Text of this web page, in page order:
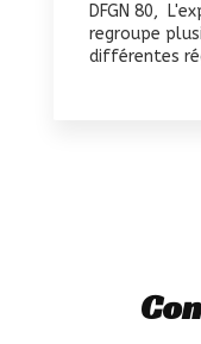
DFGN 80,
regroupe
différentes